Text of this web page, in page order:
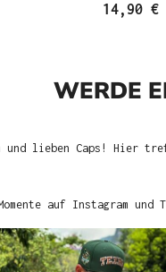
14,90 €
WERDE
lieben Caps! Hier
auf Instagram